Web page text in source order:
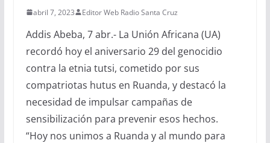
abril 7, 2023 Editor Web Radio Santa Cruz
Addis Abeba, 7 abr.- La Unión Africana (UA)
recordó hoy el aniversario 29 del genocidio
contra la etnia tutsi, cometido por sus
compatriotas hutus en Ruanda, y destacó la
necesidad de impulsar campañas de
sensibilización para prevenir esos hechos.
“Hoy nos unimos a Ruanda y al mundo para